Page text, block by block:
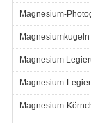
Magnesium-
Magnesiumkugeln
Magnesium
Magnesium-
Magnesium-